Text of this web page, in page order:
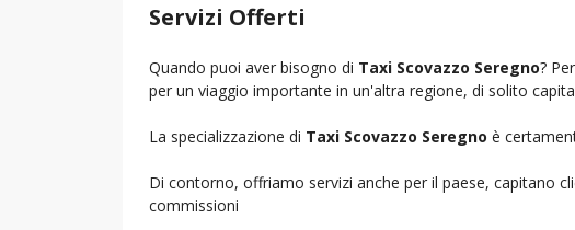
Servizi Offerti
Quando puoi aver bisogno di Taxi Scovazzo Seregno?
per un viaggio importante in un'altra regione, di solito
La specializzazione di Taxi Scovazzo Seregno è
Di contorno, offriamo servizi anche per il paese, capitano
commissioni